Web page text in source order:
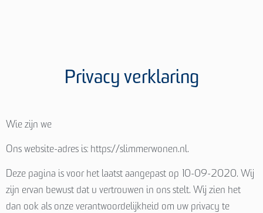
Privacy verklaring
Wie zijn we
Ons website-adres is: https://slimmerwonen.nl.
Deze pagina is voor het laatst aangepast op 10-09-2020. Wij
zijn ervan bewust dat u vertrouwen in ons stelt. Wij zien het
dan ook als onze verantwoordelijkheid om uw privacy te